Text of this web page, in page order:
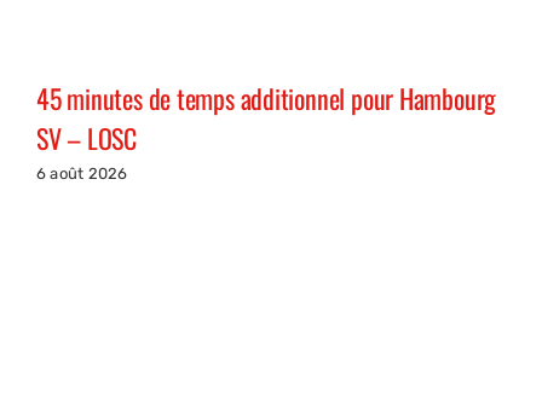
45 minutes de temps additionnel pour Hambourg
SV – LOSC
6 août 2026